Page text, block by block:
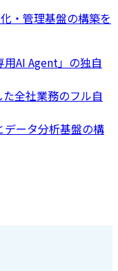
・管理基盤の構築を
AI Agent」の独自
全社業務のフル自
ータ分析基盤の構